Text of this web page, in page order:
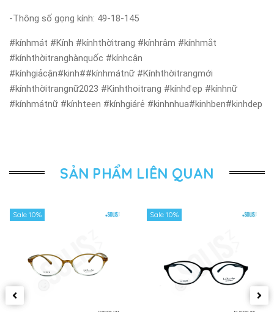
-Thông số gọng kính: 49-18-145
#kínhmát #Kính #kínhthờitrang #kínhrâm #kínhmắt
#kínhthờitranghànquốc #kínhcận
#kínhgiảcận#kinh##kínhmátnữ #Kínhthờitrangmới
#kínhthờitrangnữ2023 #Kinhthoitrang #kínhđẹp #kínhnữ
#kínhmátnữ #kínhteen #kínhgiárẻ #kinhnhua#kinhben#kinhdep
SẢN PHẨM LIÊN QUAN
Sale 10% Sale 10%